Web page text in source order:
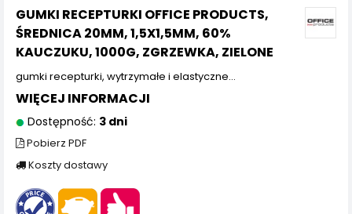
GUMKI RECEPTURKI OFFICE PRODUCTS,
ŚREDNICA 20MM, 1,5X1,5MM, 60%
KAUCZUKU, 1000G, ZGRZEWKA, ZIELONE
gumki recepturki, wytrzymałe i elastyczne…
WIĘCEJ INFORMACJI
Dostępność: 3 dni
Pobierz PDF
Koszty dostawy